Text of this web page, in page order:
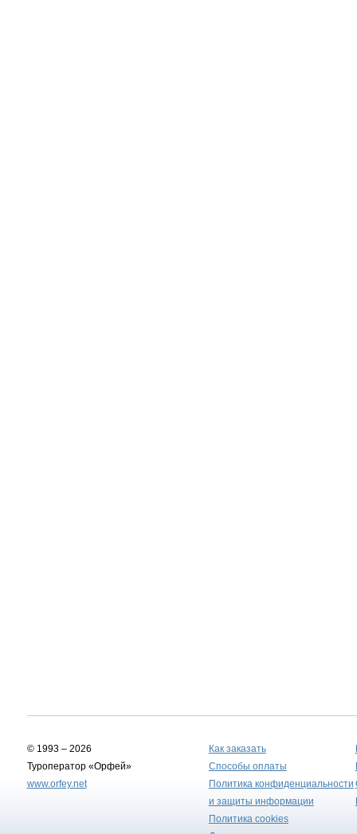
© 1993 – 2026
Туроператор «Орфей»
www.orfey.net
Как заказать
Способы оплаты
Политика конфиденциальности
и защиты информации
Политика cookies